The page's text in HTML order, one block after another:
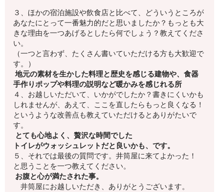
３、ほかの宿泊施設や飲食店と比べて、
どういうところが
あなたにとって一番魅力的だと思いましたか？もっとも大
きな理由を一つあげるとしたら何でしょう？教えてくださ
い。
（一つと言わず、たくさん書いていただける方も大歓迎で
す。）
地元の素材を生かした料理と歴史を感じる建物や、食器
手作りポップや料理の説明など暖かみを感じれる所
４、お越しいただいて、いかがでしたか？書きにくいかも
しれませんが、 あえて、ここを直したらもっと良くなる！
というような改善点も教えていただけるとありがたいで
す。
とても心地よく、贅沢な時間でした
トイレがウォッシュレットだと良いかも、です。
５、それでは最後の質問です。井筒屋に来てよかった！
と思うことを一つ教えてください。
お腹と心が満たされた事。
井筒屋にお越しいただき、ありがとうございます。